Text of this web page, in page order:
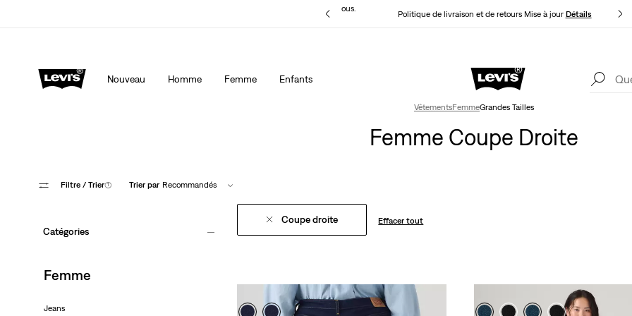
Politique de livraison et de retours Mise à jour Détails
Levi's App. Le meilleur de Levi’s®, sur mesure, spécialement pour vous.
Nouveau Homme Femme Enfants
Levi's App. Le meilleur de Levi’s®, sur mesure, spécialement pour vous.
Détails
VêtementsFemmeGrandes Tailles
Femme Coupe Droite
Filtre / Trier(1) Trier par Recommandés
Catégories
Femme
Jeans
Coupe droite Effacer tout